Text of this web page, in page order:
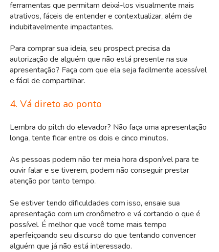
ferramentas que permitam deixá-los visualmente mais
atrativos, fáceis de entender e contextualizar, além de
indubitavelmente impactantes.
Para comprar sua ideia, seu prospect precisa da
autorização de alguém que não está presente na sua
apresentação? Faça com que ela seja facilmente acessível
e fácil de compartilhar.
4. Vá direto ao ponto
Lembra do pitch do elevador? Não faça uma apresentação
longa, tente ficar entre os dois e cinco minutos.
As pessoas podem não ter meia hora disponível para te
ouvir falar e se tiverem, podem não conseguir prestar
atenção por tanto tempo.
Se estiver tendo dificuldades com isso, ensaie sua
apresentação com um cronômetro e vá cortando o que é
possível. É melhor que você tome mais tempo
aperfeiçoando seu discurso do que tentando convencer
alguém que já não está interessado.